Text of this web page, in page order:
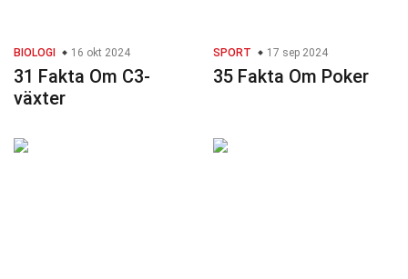
BIOLOGI 16 okt 2024
31 Fakta Om C3-
växter
SPORT 17 sep 2024
35 Fakta Om Poker